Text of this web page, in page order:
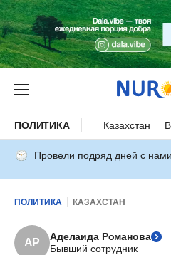
ПОЛИТИКА Казахстан
Провели подряд дней с нами
ПОЛИТИКА КАЗАХСТАН
АР
Аделаида Романова
Бывший сотрудник